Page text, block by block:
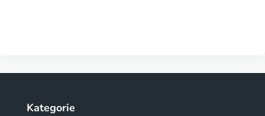
Kategorie